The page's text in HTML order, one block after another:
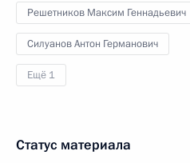
Решетников Максим Геннадьевич
Силуанов Антон Германович
Ещё 1
Статус материала